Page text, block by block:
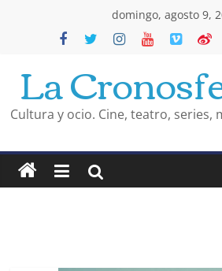
domingo, agosto 9,
La
Cultura y ocio. Cine, teatro, series,